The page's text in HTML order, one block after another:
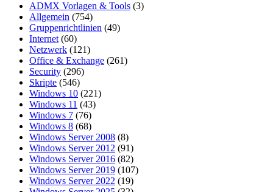
ADMX Vorlagen & Tools (3)
Allgemein (754)
Gruppenrichtlinien (49)
Internet (60)
Netzwerk (121)
Office & Exchange (261)
Security (296)
Skripte (546)
Windows 10 (221)
Windows 11 (43)
Windows 7 (76)
Windows 8 (68)
Windows Server 2008 (8)
Windows Server 2012 (91)
Windows Server 2016 (82)
Windows Server 2019 (107)
Windows Server 2022 (19)